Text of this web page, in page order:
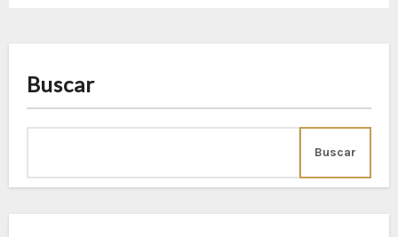
Buscar
Buscar